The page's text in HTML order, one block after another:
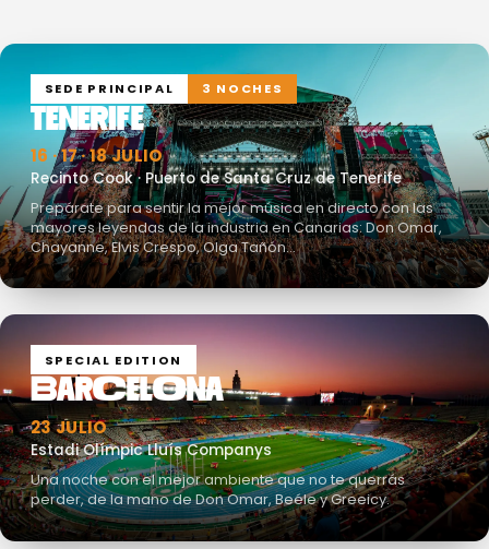
SEDE PRINCIPAL 3 NOCHES
TENERIFE
16 · 17 · 18 JULIO
Recinto Cook · Puerto de Santa Cruz de Tenerife
Prepárate para sentir la mejor música en directo con las
mayores leyendas de la industria en Canarias: Don Omar,
Chayanne, Elvis Crespo, Olga Tañón…
SPECIAL EDITION
BARCELONA
23 JULIO
Estadi Olímpic Lluís Companys
Una noche con el mejor ambiente que no te querrás
perder, de la mano de Don Omar, Beéle y Greeicy.